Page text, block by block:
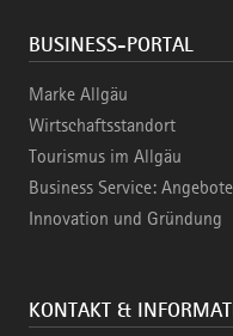
BUSINESS-PORTAL
Marke Allgäu
Wirtschaftsstandort
Tourismus im Allgäu
Business Service:
Innovation und Gründung
KONTAKT &